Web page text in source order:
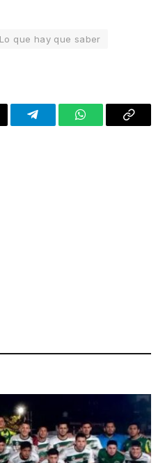
Lo que hay que saber
TelegramWhatsAppCopy